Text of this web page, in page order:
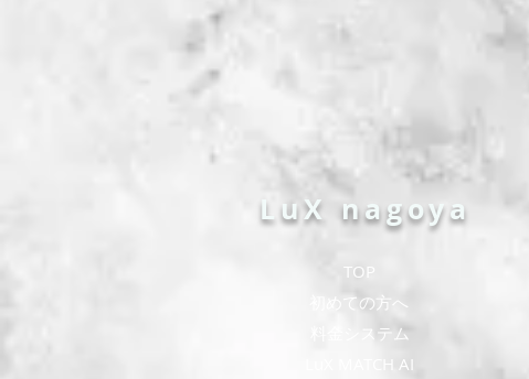
LuX nagoya
TOP
​初めての方へ
​料金システム
​LuX MATCH AI